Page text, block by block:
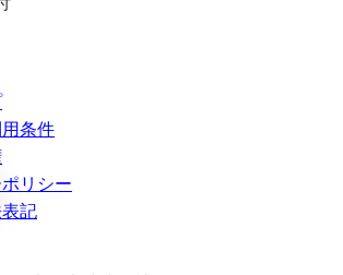
条件
ポリシー
記